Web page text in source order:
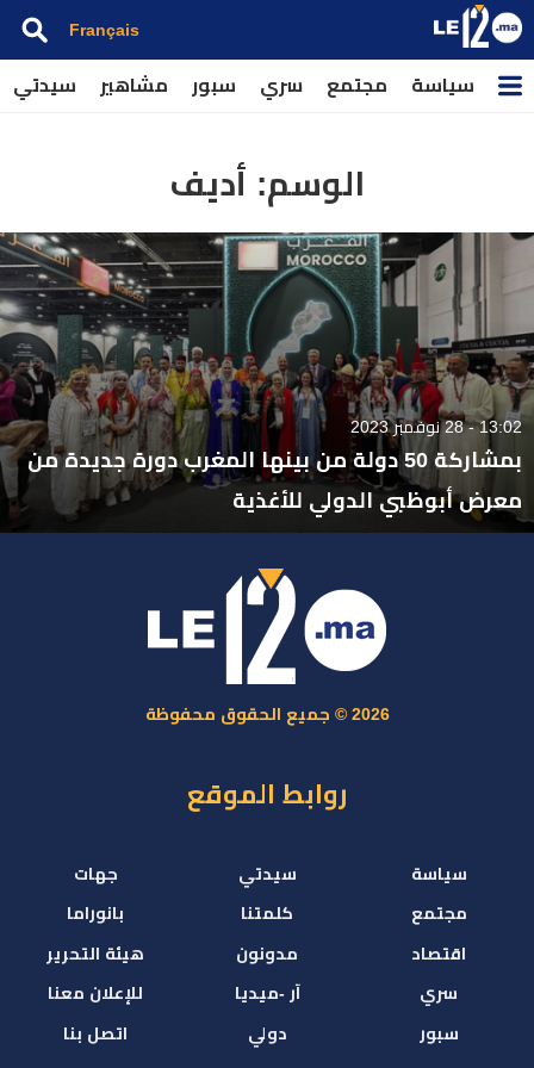
Français
سياسة مجتمع سري سبور مشاهير سيدتي
الوسم: أديف
13:02 - 28 نوفمبر 2023
بمشاركة 50 دولة من بينها المغرب دورة جديدة من
معرض أبوظبي الدولي للأغذية
2026 © جميع الحقوق محفوظة
روابط الموقع
سياسة
مجتمع
اقتصاد
سري
سبور
سيدتي
كلمتنا
مدونون
آر -ميديا
دولي
جهات
بانوراما
هيئة التحرير
للإعلان معنا
اتصل بنا